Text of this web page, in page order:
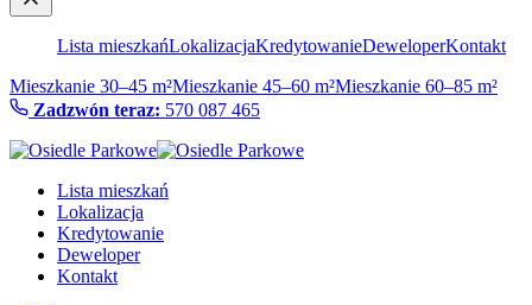
Lista mieszkańLokalizacjaKredytowanieDeweloperKontakt
Mieszkanie 30–45 m²Mieszkanie 45–60 m²Mieszkanie 60–85 m²
Zadzwón teraz: 570 087 465
Lista mieszkań
Lokalizacja
Kredytowanie
Deweloper
Kontakt